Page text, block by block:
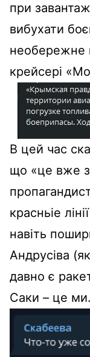
при
вибухати
необережне
крейсері
В цей час
що «це вже
красньіе
навіть
Андрусіва
давно є
Саки – це ми.